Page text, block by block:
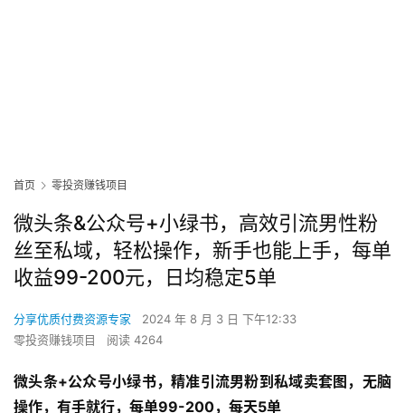
首页 零投资赚钱项目
微头条&公众号+小绿书，高效引流男性粉
丝至私域，轻松操作，新手也能上手，每单
收益99-200元，日均稳定5单
分享优质付费资源专家
2024 年 8 月 3 日 下午12:33
零投资赚钱项目
阅读 4264
微头条+公众号小绿书，精准引流男粉到私域卖套图，无脑
操作，有手就行，每单99-200，每天5单